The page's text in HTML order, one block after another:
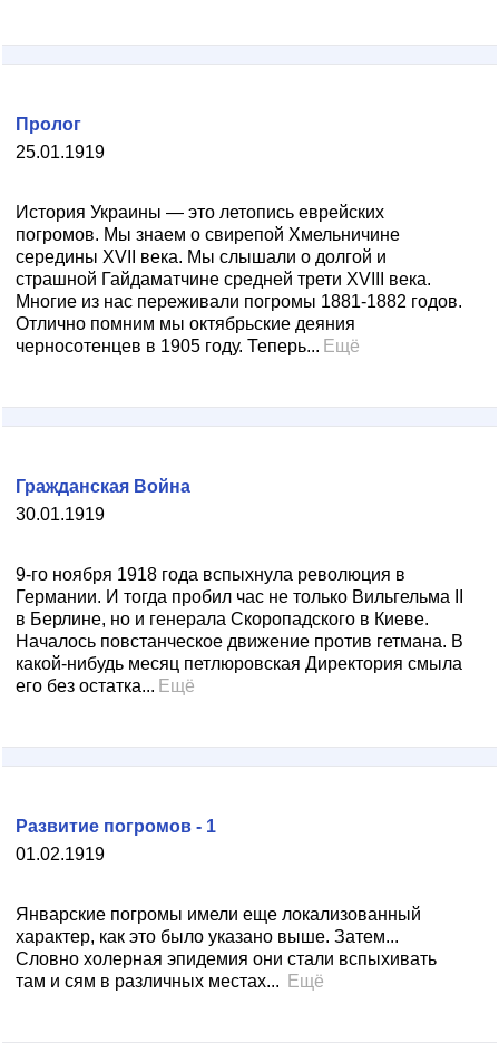
25.01.1919
Пролог
История Украины — это летопись еврейских
погромов. Мы знаем о свирепой Хмельничине
середины XVII века. Мы слышали о долгой и
страшной Гайдаматчине средней трети XVIII века.
Многие из нас переживали погромы 1881-1882 годов.
Отлично помним мы октябрьские деяния
черносотенцев в 1905 году. Теперь... Ещё
30.01.1919
Гражданская Война
9-го ноября 1918 года вспыхнула революция в
Германии. И тогда пробил час не только Вильгельма II
в Берлине, но и генерала Скоропадского в Киеве.
Началось повстанческое движение против гетмана. В
какой-нибудь месяц петлюровская Директория смыла
его без остатка... Ещё
01.02.1919
Развитие погромов - 1
Январские погромы имели еще локализованный
характер, как это было указано выше. Затем...
Словно холерная эпидемия они стали вспыхивать
там и сям в различных местах...
Ещё